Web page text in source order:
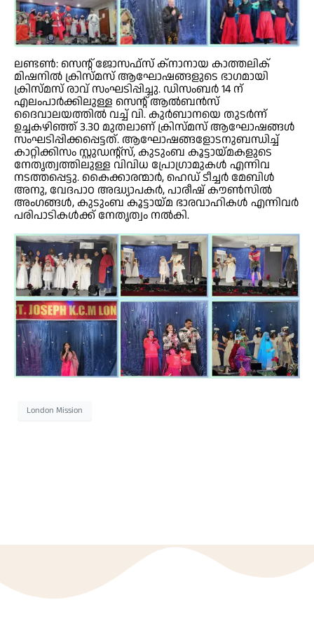
ലണ്ടണ്‍: സെന്റ് ജോസഫ്‌സ് ക്‌നാനായ കാത്തലിക്
മിഷനില്‍ ക്രിസ്മസ് ആഘോഷങ്ങളുടെ ഭാഗമായി
ക്രിസ്മസ് രാവ് സംഘടിപ്പിച്ചു. ഡിസംബര്‍ 14 ന്
എലംപാര്‍ക്കിലുള്ള സെന്റ് ആല്‍ബന്‍സ്
ദൈവാലയത്തില്‍ വച്ച് വി. കുര്‍ബാനയെ തുടര്‍ന്ന്
ഉച്ചകഴിഞ്ഞ് 3.30 മുതലാണ് ക്രിസ്മസ് ആഘോഷങ്ങള്‍
സംഘടിപ്പിക്കപ്പെട്ടത്. ആഘോഷങ്ങളോടനുബന്ധിച്ച്
കാറ്റിക്കിസം സ്റ്റുഡന്റ്‌സ്, കുടുംബ കൂട്ടായ്മകളുടെ
നേതൃത്വത്തിലുള്ള വിവിധ പ്രോഗ്രാമുകള്‍ എന്നിവ
നടത്തപ്പെട്ടു. കൈക്കാരന്മാര്‍, ഹെഡ് ടീച്ചര്‍ മേബിള്‍
അനു, വേദപാഠ അദ്ധ്യാപകര്‍, പാരീഷ് കൗണ്‍സില്‍
അംഗങ്ങള്‍, കുടുംബ കൂട്ടായ്മ ഭാരവാഹികള്‍ എന്നിവര്‍
പരിപാടികള്‍ക്ക് നേതൃത്വം നല്‍കി.
London Mission